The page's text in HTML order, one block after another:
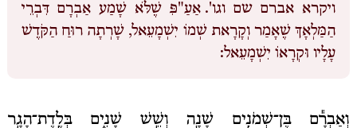
ויקרא אברם שם וגו'. אַעַ"פִּ שֶׁלֹּא שָׁמַע אַבְרָם דִּבְרֵי
הַמַּלְאָךְ שֶׁאָמַר וְקָרָאת שְׁמוֹ יִשְׁמָעֵאל, שָׁרְתָה רוּחַ הַקֹּדֶשׁ
עָלָיו וּקְרָאוֹ יִשְׁמָעֵאל:
וְאַבְרָ֕ם בֶּן־שְׁמֹנִ֥ים שָׁנָ֖ה וְשֵׁ֣שׁ שָׁנִ֑ים בְּלֶֽדֶת־הָגָ֥ר